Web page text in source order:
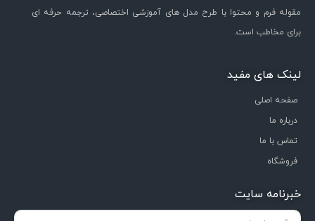
مقوله فرم و محتوا با طرح مدل های آموزشی اختصاصی، ترجمه حرفه ای
برای مخاطب است.
لینک های مفید
صفحه اصلی
درباره ما
تماس با ما
فروشگاه
خبرنامه سایت